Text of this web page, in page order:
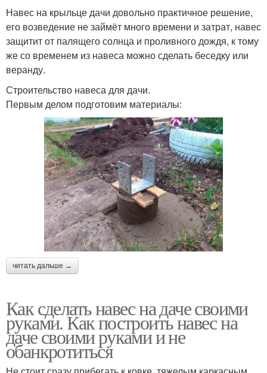
Навес на крыльце дачи довольно практичное решение,
его возведение не займёт много времени и затрат, навес
защитит от палящего солнца и проливного дождя, к тому
же со временем из навеса можно сделать беседку или
веранду.
Строительство навеса для дачи.
Первым делом подготовим материалы:
читать дальше →
Как сделать навес на даче своими
руками. Как построить навес на
даче своими руками и не
обанкротиться